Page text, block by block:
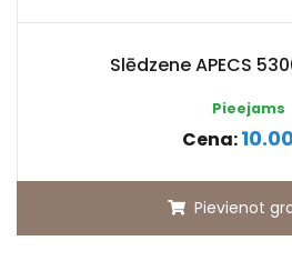
Slēdzene APECS
Pieejams
Cena:
Pievienot